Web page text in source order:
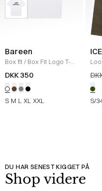
Bareen
Box fit/ Box Fit Logo T-
shirt /WHITE
DKK 350
S M L XL XXL S/
DU HAR SENEST KIGGET PÅ
Shop videre